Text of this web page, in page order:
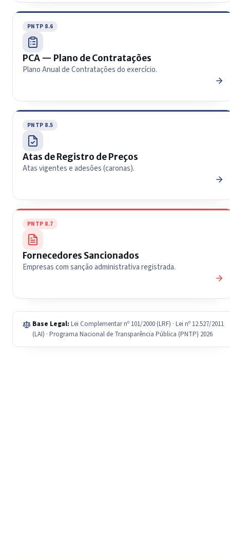
PNTP 8.6
PCA — Plano de Contratações
Plano Anual de Contratações do exercício.
PNTP 8.5
Atas de Registro de Preços
Atas vigentes e adesões (caronas).
PNTP 8.7
Fornecedores Sancionados
Empresas com sanção administrativa registrada.
Base Legal: Lei Complementar nº 101/2000 (LRF) · Lei nº 12.527/2011
(LAI) · Programa Nacional de Transparência Pública (PNTP) 2026